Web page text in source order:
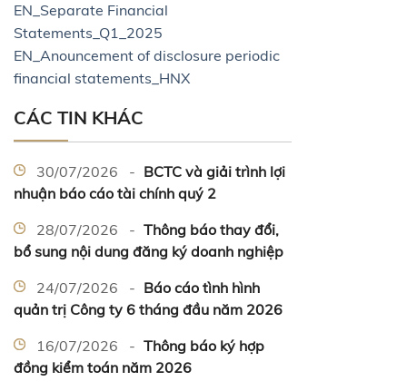
EN_Separate Financial
Statements_Q1_2025
EN_Anouncement of disclosure periodic
financial statements_HNX
CÁC TIN KHÁC
30/07/2026 - BCTC và giải trình lợi
nhuận báo cáo tài chính quý 2
28/07/2026 - Thông báo thay đổi,
bổ sung nội dung đăng ký doanh nghiệp
24/07/2026 - Báo cáo tình hình
quản trị Công ty 6 tháng đầu năm 2026
16/07/2026 - Thông báo ký hợp
đồng kiểm toán năm 2026